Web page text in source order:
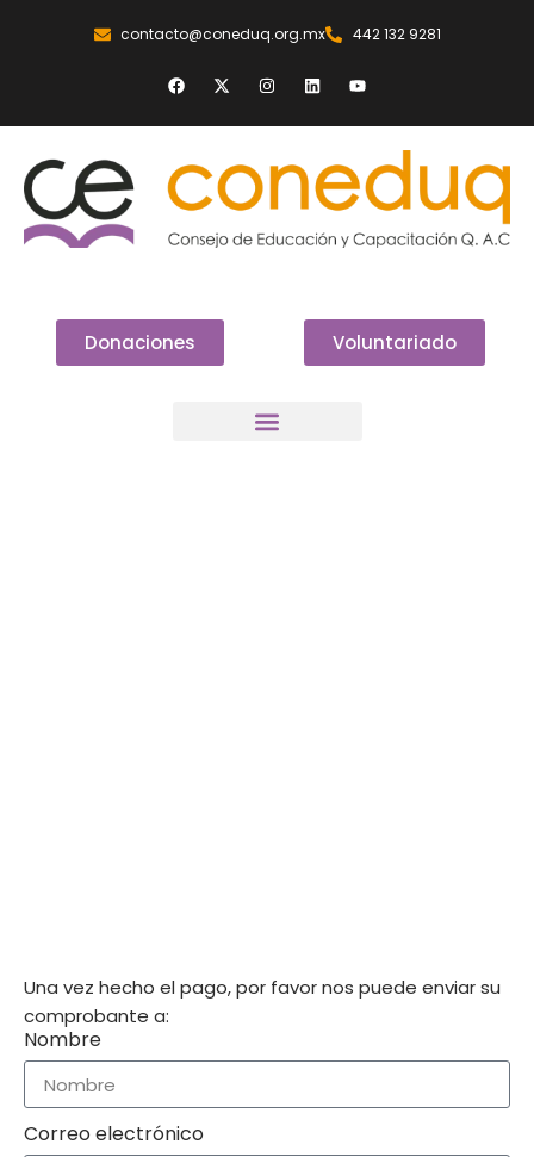
contacto@coneduq.org.mx 442 132 9281
Donaciones Voluntariado
Una vez hecho el pago, por favor nos puede enviar su
comprobante a:
Nombre
Correo electrónico